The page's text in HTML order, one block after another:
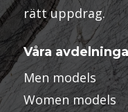
rätt uppdrag.
Våra
Men models
Women models